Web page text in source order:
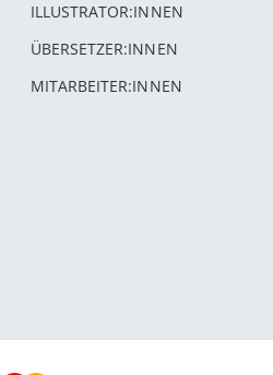
ILLUSTRATOR:INNEN
ÜBERSETZER:INNEN
MITARBEITER:INNEN